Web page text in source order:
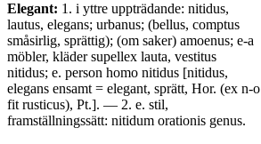
Elegant: 1. i yttre uppträdande: nitidus,
lautus, elegans; urbanus; (bellus, comptus
småsirlig, sprättig); (om saker) amoenus; e-a
möbler, kläder supellex lauta, vestitus
nitidus; e. person homo nitidus [nitidus,
elegans ensamt = elegant, sprätt, Hor. (ex n-o
fit rusticus), Pt.]. — 2. e. stil,
framställningssätt: nitidum orationis genus.